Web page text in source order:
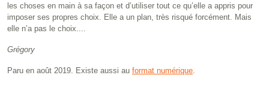
les choses en main à sa façon et d’utiliser tout ce qu’elle a appris pour
imposer ses propres choix. Elle a un plan, très risqué forcément. Mais
elle n’a pas le choix....
Grégory
Paru en août 2019. Existe aussi au format numérique